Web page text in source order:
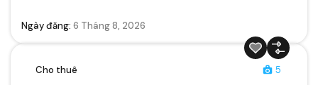
Ngày đăng: 6 Tháng 8, 2026
Cho thuê 5